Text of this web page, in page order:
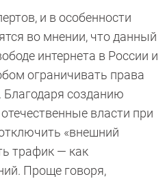
и в особенности
во мнении, что данный
интернета в России и
ограничивать права
созданию
власти при
«внешний
трафик — как
Проще говоря,